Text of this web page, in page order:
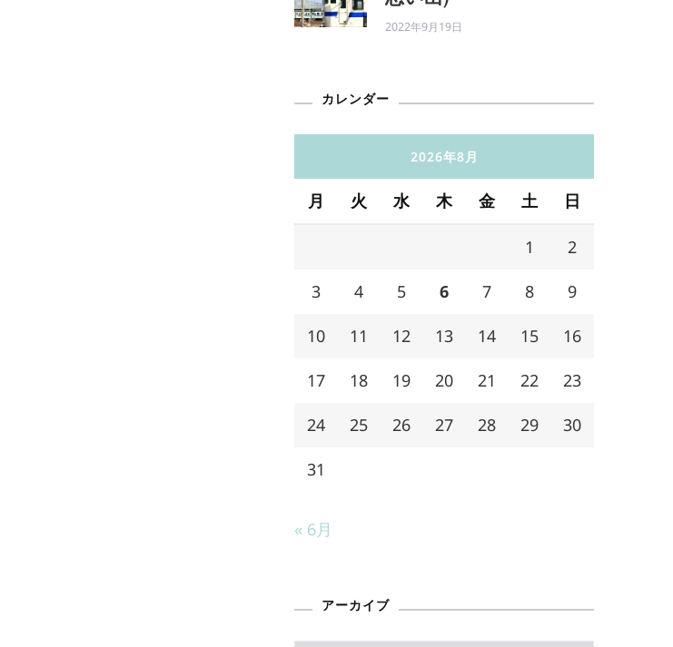
2022年9月19日
カレンダー
2026年8月
月 火 水 木 金 土 日
1 2
3 4 5 6 7 8 9
10 11 12 13 14 15 16
17 18 19 20 21 22 23
24 25 26 27 28 29 30
31
« 6月
アーカイブ